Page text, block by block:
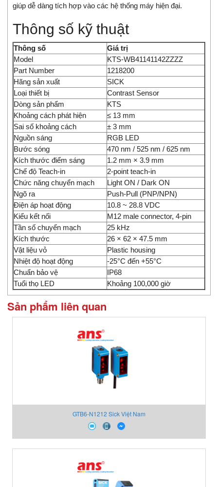
giúp dễ dàng tích hợp vào các hệ thống máy hiện đại.
Thông số kỹ thuật
Thông số
Giá trị
Model
KTS-WB41141142ZZZZ
Part Number
1218200
Hãng sản xuất
SICK
Loại thiết bị
Contrast Sensor
Dòng sản phẩm
KTS
Khoảng cách phát hiện
≤ 13 mm
Sai số khoảng cách
± 3 mm
Nguồn sáng
RGB LED
Bước sóng
470 nm / 525 nm / 625 nm
Kích thước điểm sáng
1.2 mm × 3.9 mm
Chế độ Teach-in
2-point teach-in
Chức năng chuyển mạch
Light ON / Dark ON
Ngõ ra
Push-Pull (PNP/NPN)
Điện áp hoạt động
10.8 ~ 28.8 VDC
Kiểu kết nối
M12 male connector, 4-pin
Tần số chuyển mạch
25 kHz
Kích thước
26 × 62 × 47.5 mm
Vật liệu vỏ
Plastic housing
Nhiệt độ hoạt động
-25°C đến +55°C
Chuẩn bảo vệ
IP68
Tuổi thọ LED
Khoảng 100,000 giờ
Sản phẩm liên quan
GTB6-N1212 Sick Việt Nam